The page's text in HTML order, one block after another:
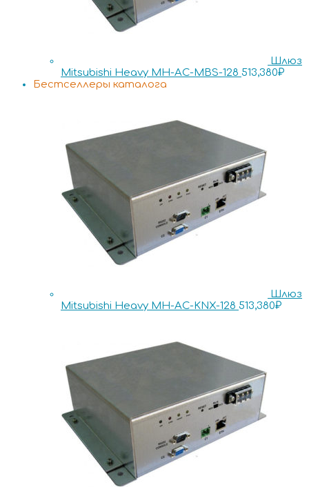
Шлюз
Mitsubishi Heavy MH-AC-MBS-128 513,380₽
Бестселлеры каталога
Шлюз
Mitsubishi Heavy MH-AC-KNX-128 513,380₽